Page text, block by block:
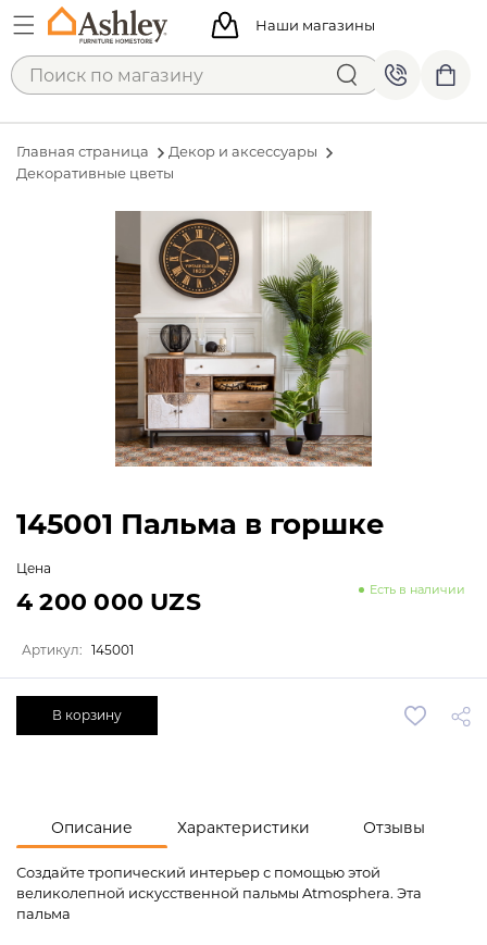
Наши магазины
Главная страница
Декор и аксессуары
Декоративные цветы
Описание Характеристики Отзывы
Создайте тропический интерьер с помощью этой
великолепной искусственной пальмы Atmosphera. Эта
пальма
145001 Пальма в горшке
Цена
Есть в наличии
4 200 000 UZS
Артикул: 145001
В корзину